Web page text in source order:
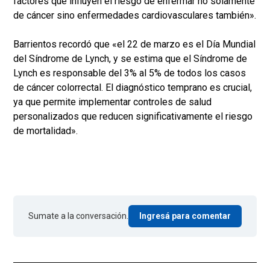
de cáncer sino enfermedades cardiovasculares también».
Barrientos recordó que «el 22 de marzo es el Día Mundial
del Síndrome de Lynch, y se estima que el Síndrome de
Lynch es responsable del 3% al 5% de todos los casos
de cáncer colorrectal. El diagnóstico temprano es crucial,
ya que permite implementar controles de salud
personalizados que reducen significativamente el riesgo
de mortalidad».
Sumate a la conversación. Ingresá para comentar